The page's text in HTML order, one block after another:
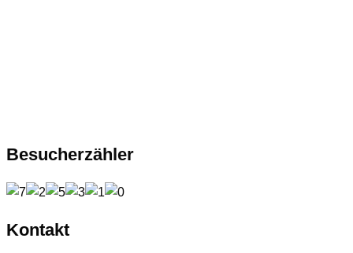
Besucherzähler
Kontakt